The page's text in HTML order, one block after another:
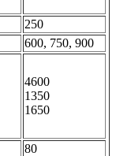
250
600, 750, 900
4600
1350
1650
80